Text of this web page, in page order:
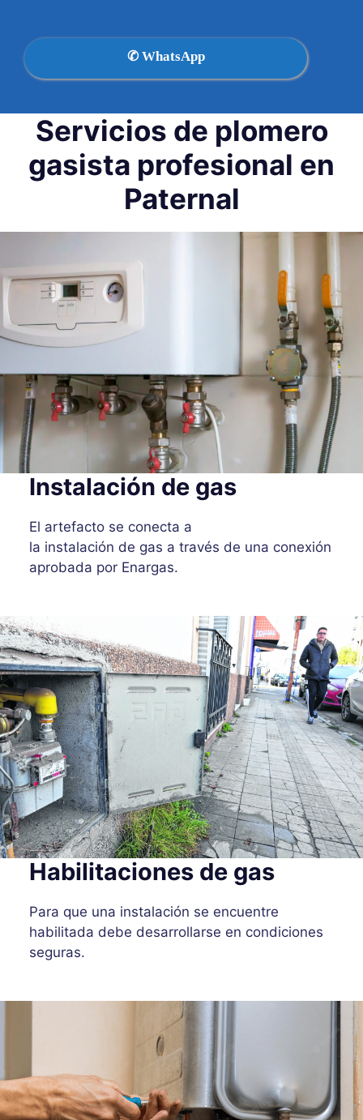
✆ WhatsApp
Servicios de plomero
gasista profesional en
Paternal
Instalación de gas
El artefacto se conecta a
la instalación de gas a través de una conexión
aprobada por Enargas.
Habilitaciones de gas
Para que una instalación se encuentre
habilitada debe desarrollarse en condiciones
seguras.